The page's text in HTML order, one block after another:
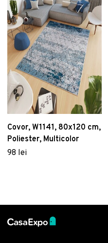
Covor, W1141, 80x120 cm,
Poliester, Multicolor
98 lei